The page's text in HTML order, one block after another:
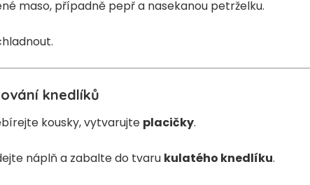
maso, případně pepř a nasekanou petrželku.
knedlíků
kousky, vytvarujte placičky.
náplň a zabalte do tvaru kulatého knedlíku.